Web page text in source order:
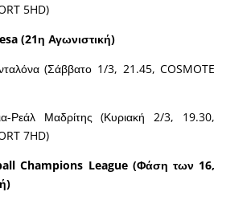
5HD)
(21η Αγωνιστική)
(Σάββατο 1/3, 21.45, COSMOTE
Ρεάλ Μαδρίτης (Κυριακή 2/3, 19.30,
7HD)
Champions League(Φάση των 16,